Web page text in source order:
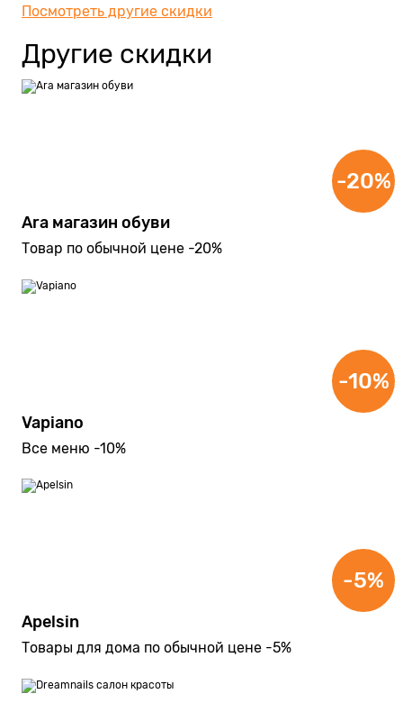
Посмотреть другие скидки
Другие скидки
Ara магазин обуви
Товар по обычной цене -20%
-20%
Vapiano
Все меню -10%
-10%
Apelsin
Товары для дома по обычной цене -5%
-5%